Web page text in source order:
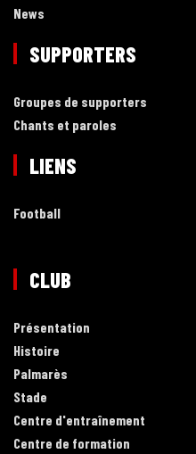
News
SUPPORTERS
Groupes de supporters
Chants et paroles
LIENS
Football
CLUB
Présentation
Histoire
Palmarès
Stade
Centre d'entraînement
Centre de formation